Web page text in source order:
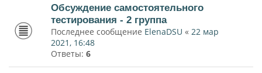
Обсуждение самостоятельного
тестирования - 2 группа
Последнее сообщение ElenaDSU « 22 мар
2021, 16:48
Ответы: 6